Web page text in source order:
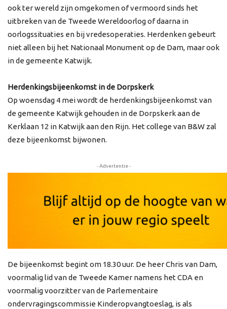
ook ter wereld zijn omgekomen of vermoord sinds het
uitbreken van de Tweede Wereldoorlog of daarna in
oorlogssituaties en bij vredesoperaties. Herdenken gebeurt
niet alleen bij het Nationaal Monument op de Dam, maar ook
in de gemeente Katwijk.
Herdenkingsbijeenkomst in de Dorpskerk
Op woensdag 4 mei wordt de herdenkingsbijeenkomst van
de gemeente Katwijk gehouden in de Dorpskerk aan de
Kerklaan 12 in Katwijk aan den Rijn. Het college van B&W zal
deze bijeenkomst bijwonen.
- Advertentie -
De bijeenkomst begint om 18.30 uur. De heer Chris van Dam,
voormalig lid van de Tweede Kamer namens het CDA en
voormalig voorzitter van de Parlementaire
ondervragingscommissie Kinderopvangtoeslag, is als